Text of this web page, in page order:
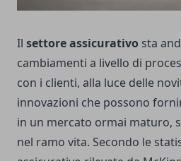
Il settore assicurativo sta
cambiamenti a livello di
con i clienti, alla luce delle
innovazioni che possono
in un mercato ormai maturo,
nel ramo vita. Secondo le